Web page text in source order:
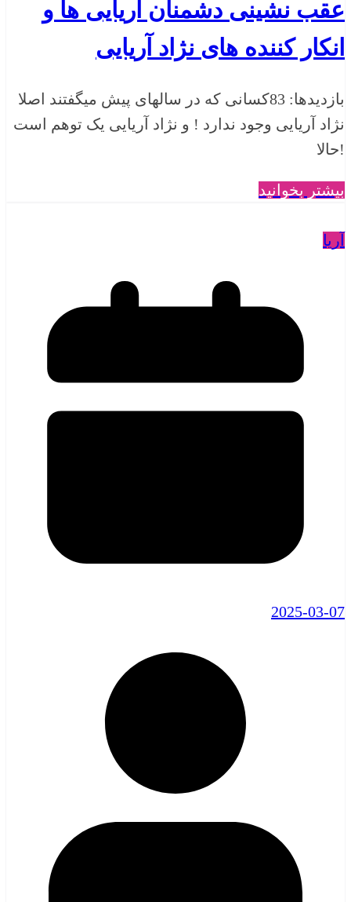
عقب نشینی دشمنان آریایی ها و
انکار کننده های نژاد آریایی
بازدیدها: 83کسانی که در سالهای پیش میگفتند اصلا
نژاد آریایی وجود ندارد ! و نژاد آریایی یک توهم است
!حالا
بیشتر بخوانید
آریا
2025-03-07